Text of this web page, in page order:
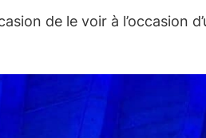
de le voir à l’occasion